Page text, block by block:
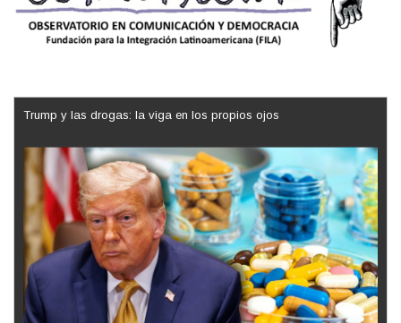
Trump y las drogas: la viga en los propios ojos